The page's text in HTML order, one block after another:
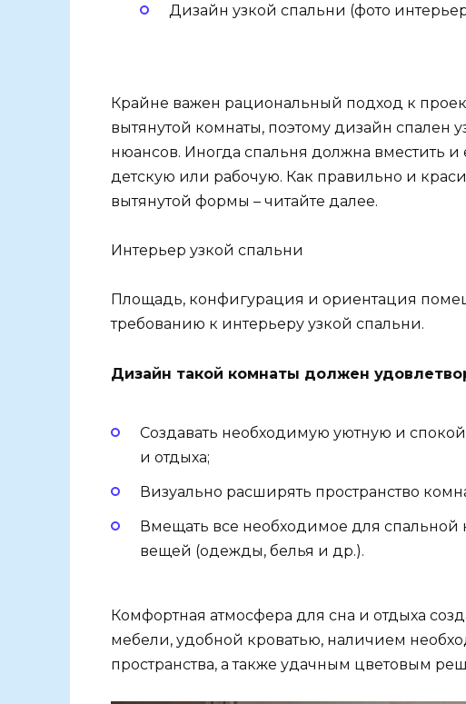
Дизайн узкой спальни (фото
Крайне важен рациональный подход к
вытянутой комнаты, поэтому дизайн спален
нюансов. Иногда спальня должна вместить
детскую или рабочую. Как правильно и
вытянутой формы – читайте далее.
Интерьер узкой спальни
Площадь, конфигурация и ориентация
требованию к интерьеру узкой спальни.
Дизайн такой комнаты должен
Создавать необходимую уютную и
и отдыха;
Визуально расширять пространство
Вмещать все необходимое для спальной
вещей (одежды, белья и др.).
Комфортная атмосфера для сна и отдыха
мебели, удобной кроватью, наличием
пространства, а также удачным цветовым